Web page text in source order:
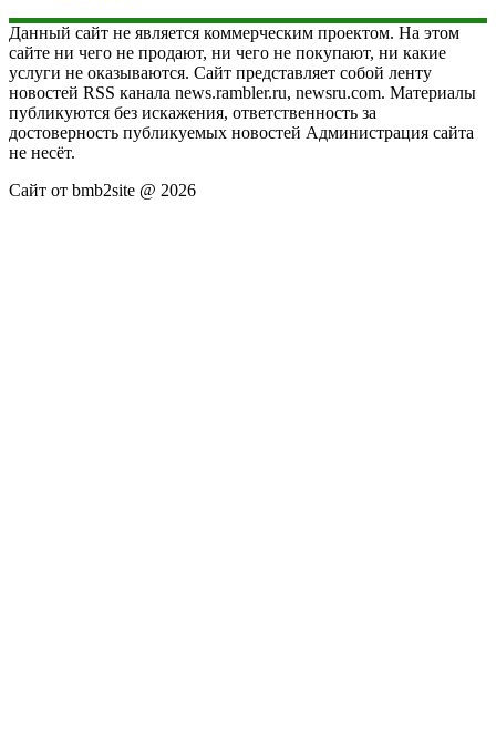
Данный сайт не является коммерческим проектом. На этом
сайте ни чего не продают, ни чего не покупают, ни какие
услуги не оказываются. Сайт представляет собой ленту
новостей RSS канала news.rambler.ru, newsru.com. Материалы
публикуются без искажения, ответственность за
достоверность публикуемых новостей Администрация сайта
не несёт.
Сайт от bmb2site @ 2026